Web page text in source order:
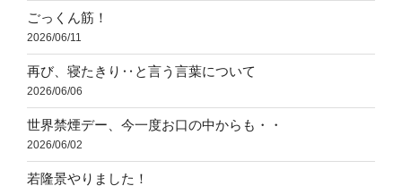
ごっくん筋！
2026/06/11
再び、寝たきり‥と言う言葉について
2026/06/06
世界禁煙デー、今一度お口の中からも・・
2026/06/02
若隆景やりました！